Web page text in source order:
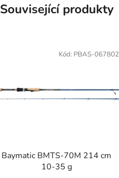
Související produkty
Baymatic BMTS-70M 214 cm
10-35 g
Kód: PBAS-067802